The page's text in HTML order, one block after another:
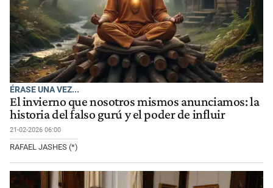
ÉRASE UNA VEZ...
El invierno que nosotros mismos anunciamos: la
historia del falso gurú y el poder de influir
21-02-2026 06:00
RAFAEL JASHES (*)